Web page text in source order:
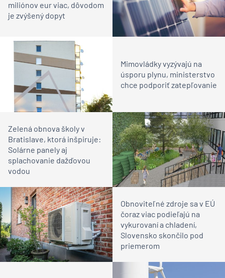
miliónov eur viac, dôvodom
je zvýšený dopyt
Mimovládky vyzývajú na
úsporu plynu, ministerstvo
chce podporiť zatepľovanie
Zelená obnova školy v
Bratislave, ktorá inšpiruje:
Solárne panely aj
splachovanie dažďovou
vodou
Obnoviteľné zdroje sa v EÚ
čoraz viac podieľajú na
vykurovaní a chladení,
Slovensko skončilo pod
priemerom